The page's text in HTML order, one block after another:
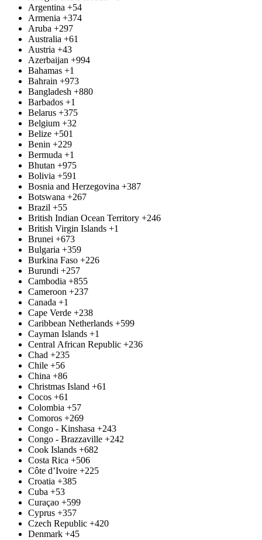
Argentina +54
Armenia +374
Aruba +297
Australia +61
Austria +43
Azerbaijan +994
Bahamas +1
Bahrain +973
Bangladesh +880
Barbados +1
Belarus +375
Belgium +32
Belize +501
Benin +229
Bermuda +1
Bhutan +975
Bolivia +591
Bosnia and Herzegovina +387
Botswana +267
Brazil +55
British Indian Ocean Territory +246
British Virgin Islands +1
Brunei +673
Bulgaria +359
Burkina Faso +226
Burundi +257
Cambodia +855
Cameroon +237
Canada +1
Cape Verde +238
Caribbean Netherlands +599
Cayman Islands +1
Central African Republic +236
Chad +235
Chile +56
China +86
Christmas Island +61
Cocos +61
Colombia +57
Comoros +269
Congo - Kinshasa +243
Congo - Brazzaville +242
Cook Islands +682
Costa Rica +506
Côte d’Ivoire +225
Croatia +385
Cuba +53
Curaçao +599
Cyprus +357
Czech Republic +420
Denmark +45